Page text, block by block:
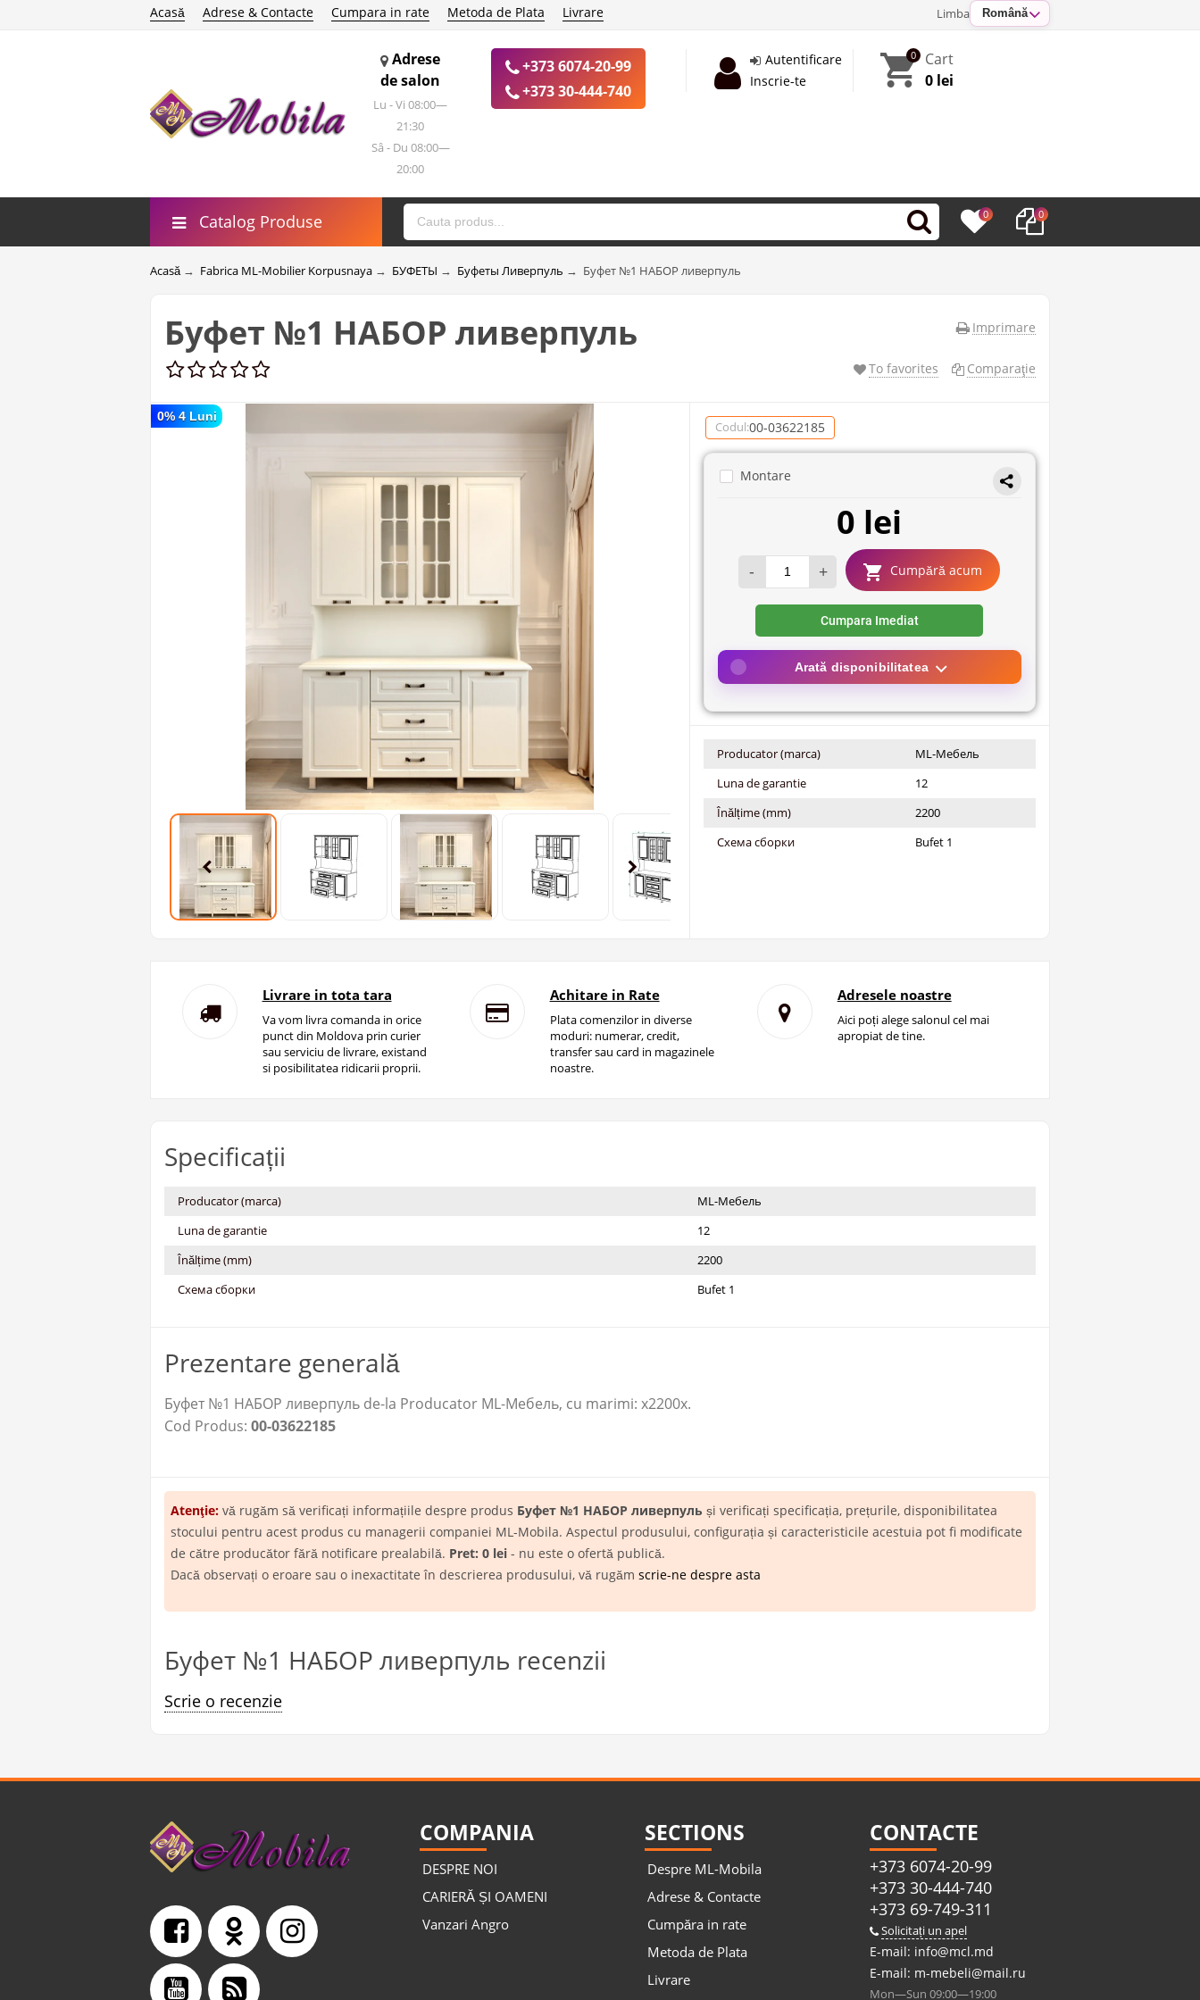
Limba Română
Acasă Adrese & Contacte Cumpara in rate Metoda de Plata Livrare
Adrese
de salon
Lu - Vi 08:00—
21:30
Sâ - Du 08:00—
20:00
+373 6074-20-99
+373 30-444-740
Autentificare
Inscrie-te
0
Cart
0 lei
Catalog Produse 0 0
Acasă → Fabrica ML-Mobilier Korpusnaya → БУФЕТЫ → Буфеты Ливерпуль → Буфет №1 НАБОР ливерпуль
Imprimare
Буфет №1 НАБОР ливерпуль
To favorites Comparaţie
0% 4 Luni
Codul:00-03622185
Montare
0 lei
- + Cumpără acum
Cumpara Imediat
Arată disponibilitatea
Producator (marca)
ML-Мебель
Luna de garantie
12
Înălțime (mm)
2200
Схема сборки
Bufet 1
Livrare in tota tara
Va vom livra comanda in orice
punct din Moldova prin curier
sau serviciu de livrare, existand
si posibilitatea ridicarii proprii.
Achitare in Rate
Plata comenzilor in diverse
moduri: numerar, credit,
transfer sau card in magazinele
noastre.
Adresele noastre
Aici poți alege salonul cel mai
apropiat de tine.
Specificații
Producator (marca)
ML-Мебель
Luna de garantie
12
Înălțime (mm)
2200
Схема сборки
Bufet 1
Prezentare generală
Буфет №1 НАБОР ливерпуль de-la Producator ML-Мебель​, cu marimi: x2200x.
Cod Produs: 00-03622185
Atenţie: vă rugăm să verificați informațiile despre produs Буфет №1 НАБОР ливерпуль și verificați specificația, prețurile, disponibilitatea
stocului pentru acest produs cu managerii companiei ML-Mobila. Aspectul produsului, configurația și caracteristicile acestuia pot fi modificate
de către producător fără notificare prealabilă. Pret: 0 lei - nu este o ofertă publică.
Dacă observați o eroare sau o inexactitate în descrierea produsului, vă rugăm scrie-ne despre asta
Буфет №1 НАБОР ливерпуль recenzii
Scrie o recenzie
COMPANIA
DESPRE NOI
CARIERĂ ȘI OAMENI
Vanzari Angro
SECTIONS
Despre ML-Mobila
Adrese & Contacte
Cumpăra in rate
Metoda de Plata
Livrare
CONTACTE
+373 6074-20-99
+373 30-444-740
+373 69-749-311
Solicitați un apel
E-mail: info@mcl.md
E-mail: m-mebeli@mail.ru
Mon—Sun 09:00—19:00